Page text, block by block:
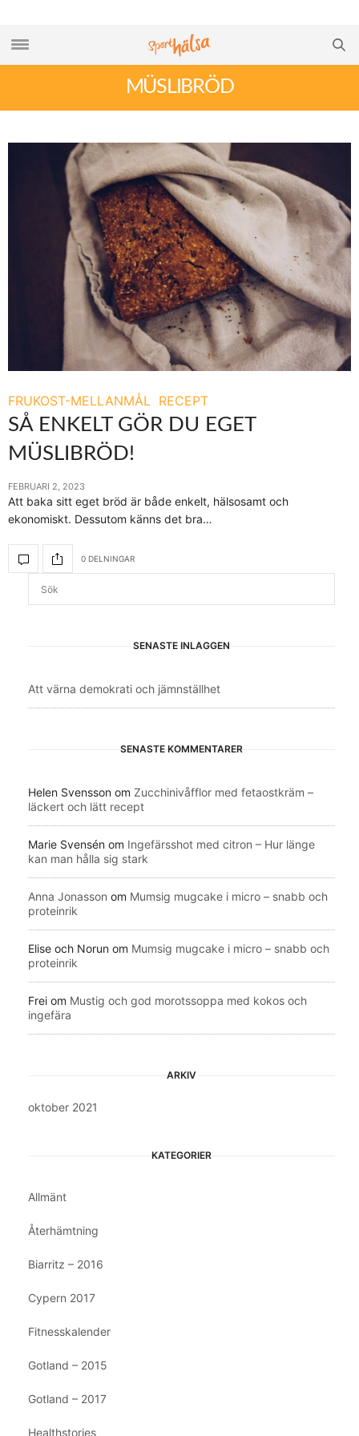
MÜSLIBRÖD
FRUKOST-MELLANMÅL RECEPT
SÅ ENKELT GÖR DU EGET
MÜSLIBRÖD!
FEBRUARI 2, 2023
Att baka sitt eget bröd är både enkelt, hälsosamt och
ekonomiskt. Dessutom känns det bra…
0 DELNINGAR
SENASTE INLÄGGEN
Att värna demokrati och jämnställhet
SENASTE KOMMENTARER
Helen Svensson om Zucchinivåfflor med fetaostkräm –
läckert och lätt recept
Marie Svensén om Ingefärsshot med citron – Hur länge
kan man hålla sig stark
Anna Jonasson om Mumsig mugcake i micro – snabb och
proteinrik
Elise och Norun om Mumsig mugcake i micro – snabb och
proteinrik
Frei om Mustig och god morotssoppa med kokos och
ingefära
ARKIV
oktober 2021
KATEGORIER
Allmänt
Återhämtning
Biarritz – 2016
Cypern 2017
Fitnesskalender
Gotland – 2015
Gotland – 2017
Healthstories